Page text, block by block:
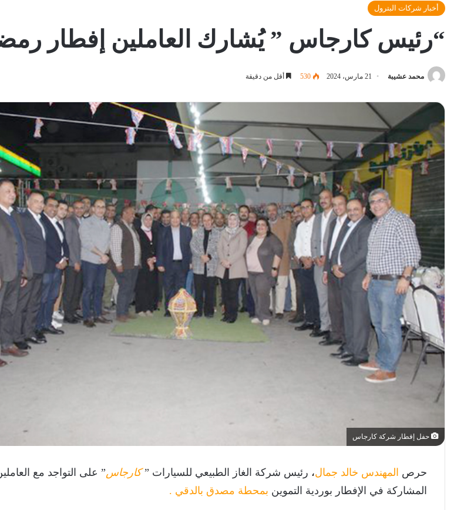
أخبار شركات البترول
“رئيس كارجاس ” يُشارك العاملين إفطار
محمد عشيبة 21 مارس، 2024 530 أقل من دقيقة
حفل إفطار شركة كارجاس
حرص المهندس خالد جمال، رئيس شركة الغاز الطبيعي للسيارات ”كارجاس” على التواجد مع
المشاركة في الإفطار بوردية التموين بمحطة مصدق بالدقي .